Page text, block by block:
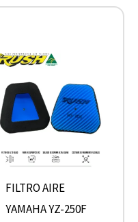
FILTRO AIRE
YAMAHA YZ-250F